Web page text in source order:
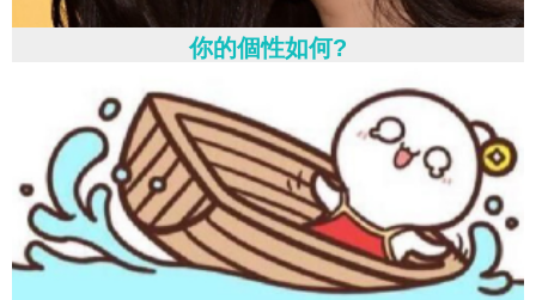
你的個性如何?